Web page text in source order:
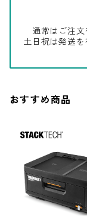
通常はご注文
土日祝は発送
おすすめ商品